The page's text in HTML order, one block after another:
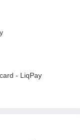
- LiqPay